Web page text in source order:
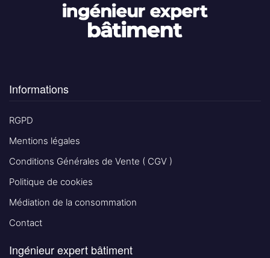
Informations
RGPD
Mentions légales
Conditions Générales de Vente ( CGV )
Politique de cookies
Médiation de la consommation
Contact
Ingénieur expert bâtiment